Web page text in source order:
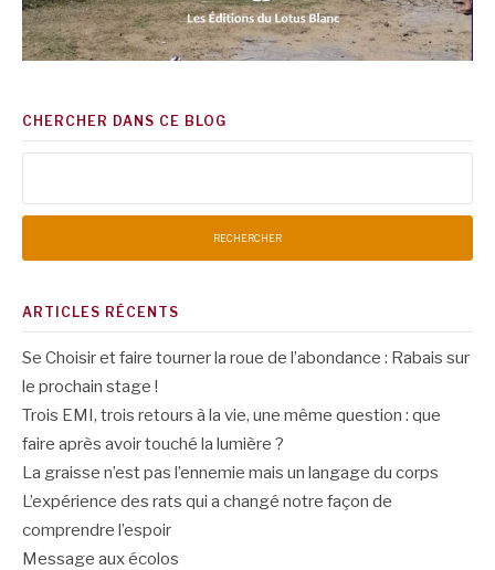
CHERCHER DANS CE BLOG
ARTICLES RÉCENTS
Se Choisir et faire tourner la roue de l’abondance : Rabais sur
le prochain stage !
Trois EMI, trois retours à la vie, une même question : que
faire après avoir touché la lumière ?
La graisse n’est pas l’ennemie mais un langage du corps
L’expérience des rats qui a changé notre façon de
comprendre l’espoir
Message aux écolos